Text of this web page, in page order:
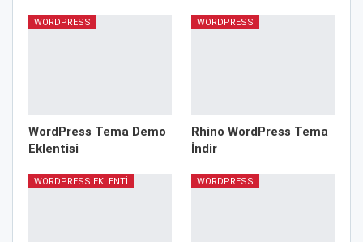
WORDPRESS
WordPress Tema Demo
Eklentisi
WORDPRESS
Rhino WordPress Tema
İndir
WORDPRESS EKLENTI WORDPRESS